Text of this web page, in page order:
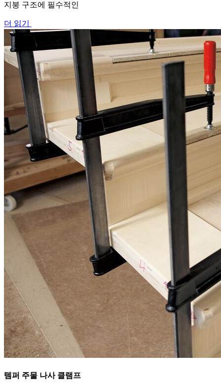
지붕 구조에 필수적인
더 읽기
템퍼 주물 나사 클램프